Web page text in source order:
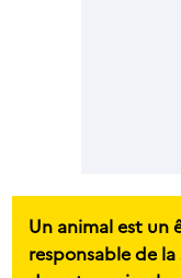
Un animal est un
responsable de